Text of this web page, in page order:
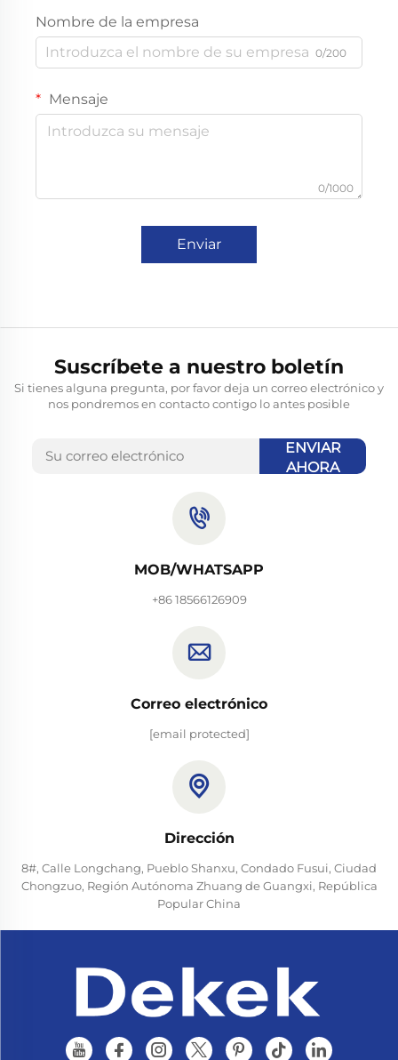
Nombre de la empresa
0/200
Mensaje
0/1000
Enviar
Suscríbete a nuestro boletín
Si tienes alguna pregunta, por favor deja un correo electrónico y
nos pondremos en contacto contigo lo antes posible
ENVIAR
AHORA
MOB/WHATSAPP
+86 18566126909
Correo electrónico
[email protected]
Dirección
8#, Calle Longchang, Pueblo Shanxu, Condado Fusui, Ciudad
Chongzuo, Región Autónoma Zhuang de Guangxi, República
Popular China